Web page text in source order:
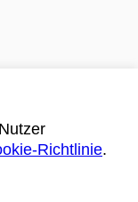
Richtlinie.